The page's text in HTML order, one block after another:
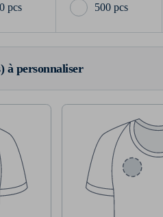
pcs 500 pcs
à personnaliser